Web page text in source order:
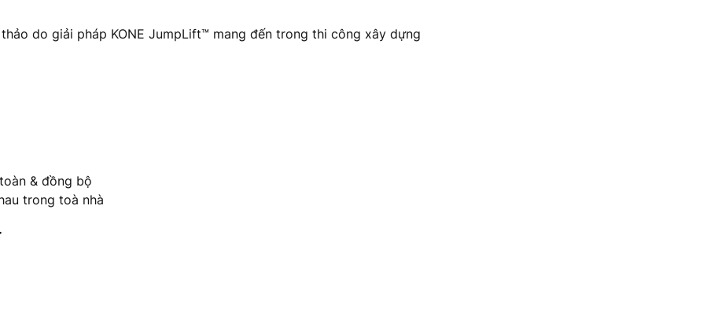
do giải pháp KONE JumpLift™ mang đến trong thi công xây dựng
& đồng bộ
trong toà nhà